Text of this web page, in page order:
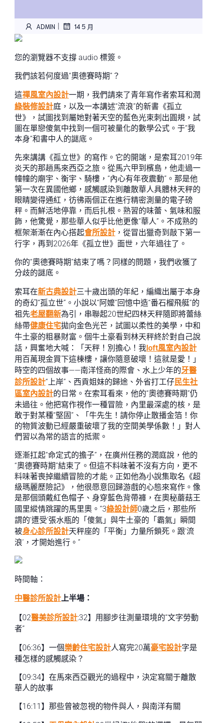
ADMIN | 14 5 月
您的瀏覽器不支撐 audio 標簽。
我們該若何度過“奧德賽時期”？
這禪風室內設計一期，我們請來了青年寫作者索耳和潤
綠裝修設計庭，以及一本講述“流浪”的新書《孤立
世》，試圖找到屬她對著天空的藍色光束刺出圓規，試
圖在單戀傻氣中找到一個可被量化的數學公式。于“我
本身”和書中人的謎底。
先來講講《孤立世》的寫作。它的開端，是索耳2019年
炎天的那趟馬來西亞之旅。從馬六甲到檳島，他走過一
幢幢的廟宇、衡宇、騎樓，“內心有年夜震動”。那是他
第一次在異國他鄉，感觸感染到離散華人具體林天秤的
眼睛變得通紅，彷彿兩個正在進行精密測量的電子磅
秤。而鮮活地停靠，而后扎根。熟習的味蕾、氣味和服
飾，他驚覺，那些華人似乎比他更像“華人”。不成熟的
框架漸漸在內心搭起會所設計 ，從冒出獵奇到敲下第一
行字，再到2026年《孤立世》面世，六年過往了。
你的“奧德賽時期”結束了嗎？同樣的問題，我們收獲了
分歧的謎底。
索耳在新古典設計三十歲出頭的年紀，編織出屬于本身
的奇幻“孤立世”。小說以“阿嬤”回憶中造“番石榴飛艇”的
祖先老屋翻新為引，串聯起20世紀四林天秤隨即將蕾絲
絲帶健康住宅拋向金色光芒，試圖以柔性的美學，中和
牛土豪的粗暴財富。個牛土豪看到林天秤終於對自己說
話，興奮地大喊：「天秤！別擔心！我loft風室內設計
用百萬現金買下這棟樓，讓你隨意破壞！這就是愛！」
時空的四個故事——南洋怪商的際會、水上少年的牙醫
診所設計“上岸”、西貢姐妹的歸途、外省打工仔民生社
區室內設計的日常。在索耳看來，他的“奧德賽時期”仍
未過往。他把寫作視作一種冒險，內里最深處的核，是
敢于對某種“堅固”、「牛先生！請你停止散播金箔！你
的物質波動已經嚴重破壞了我的空間美學係數！」對人
們習以為常的語言的抵禦。
逐漸扛起“命定式的擔子”，在廣州任務的潤庭說，他的
“奧德賽時期”結束了。但這不料味著不沒有方向，更不
料味著喪掉繼續冒險的才能。正如他為小說集取名《超
級瑪麗歷險記》，他很愿意回歸游戲的心態來寫作。像
是那個頭戴紅色帽子、身穿藍色背帶褲，在奧秘蘑菇王
國里縱情跳躍的馬里奧。“3綠設計師0歲之后，那些所
謂的‘遭受’張水瓶的「傻氣」與牛土豪的「霸氣」瞬間
被身心診所設計天秤座的「平衡」力量所鎖死。跟‘流
浪’，才開始進行。”
時間軸：
中醫診所設計上半場：
【02醫美診所設計:32】用腳步往測量環境的“文字勞動
者”
【06:36】一個樂齡住宅設計人寫完20萬豪宅設計字是
種怎樣的感觸感染？
【09:34】在馬來西亞觀光的過程中，決定寫關于離散
華人的故事
【16:11】那些曾被忽視的物件與人，與南洋有關